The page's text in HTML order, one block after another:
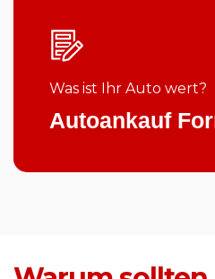
Was ist Ihr Auto wert?
Autoankauf